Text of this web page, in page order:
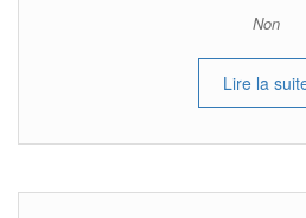
Non
Lire la